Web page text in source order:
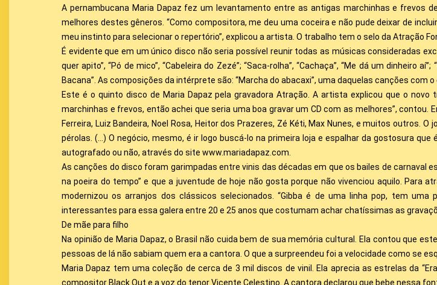
A pernambucana Maria Dapaz fez um levantamento entre as antigas marchinhas e frevos
melhores destes gêneros. “Como compositora, me deu uma coceira e não pude deixar de
meu instinto para selecionar o repertório”, explicou a artista. O trabalho tem o selo da Atração
É evidente que em um único disco não seria possível reunir todas as músicas consideradas
quer apito”, “Pó de mico”, “Cabeleira do Zezé”; “Saca-rolha”, “Cachaça”, “Me dá um dinheiro
Bacana”. As composições da intérprete são: “Marcha do abacaxi”, uma daquelas canções com
Este é o quinto disco de Maria Dapaz pela gravadora Atração. A artista explicou que o
marchinhas e frevos, então achei que seria uma boa gravar um CD com as melhores”,
Ferreira, Luiz Bandeira, Noel Rosa, Heitor dos Prazeres, Zé Kéti, Max Nunes, e muitos outros.
pérolas. (…) O negócio, mesmo, é ir logo buscá-lo na primeira loja e espalhar da gostosura
autografado ou não, através do site www.mariadapaz.com.
As canções do disco foram garimpadas entre vinis das décadas em que os bailes de carnaval
na poeira do tempo” e que a juventude de hoje não gosta porque não vivenciou aquilo. Para
modernizou os arranjos dos clássicos selecionados. “Gibba é de uma linha pop, tem
interessantes para essa galera entre 20 e 25 anos que costumam achar chatíssimas as
De mãe para filho
Na opinião de Maria Dapaz, o Brasil não cuida bem de sua memória cultural. Ela contou que
pessoas de lá não sabiam quem era a cantora. O que a surpreendeu foi a velocidade como se
Maria Dapaz tem uma coleção de cerca de 3 mil discos de vinil. Ela aprecia as estrelas da
compositor Black Out e a voz do tenor Vicente Celestino. A cantora declarou que bebe nessa